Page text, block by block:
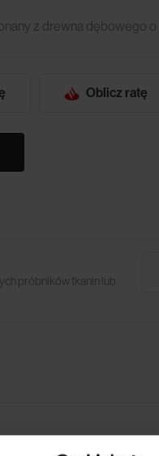
z drewna dębowego
Oblicz ratę
próbników tkanin lub